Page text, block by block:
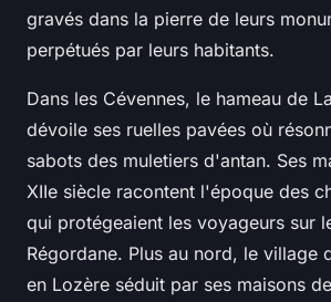
gravés dans la pierre de leurs
perpétués par leurs habitants.
Dans les Cévennes, le hameau de
dévoile ses ruelles pavées où
sabots des muletiers d'antan. Ses
XIIe siècle racontent l'époque des
qui protégeaient les voyageurs sur
Régordane. Plus au nord, le village
en Lozère séduit par ses maisons